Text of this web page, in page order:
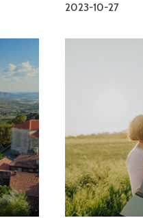
2023-10-27